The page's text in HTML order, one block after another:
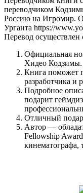
переводчиком
Россию на Игромир.
Урганта https://
Перевод осуществлен
Официальная
Хидео Кодзимы.
Книга поможет
разработчика и
Подробное
подарит
Отличный
Автор —
Fellowship
кинематографа,